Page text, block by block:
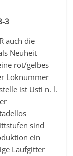
3
auch die
Neuheit
rot/gelbes
Loknummer
ist Usti n. l.
sind
ein
Laufgitter